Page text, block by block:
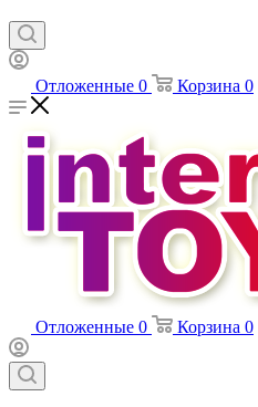
Отложенные 0 Корзина 0
Отложенные 0 Корзина 0